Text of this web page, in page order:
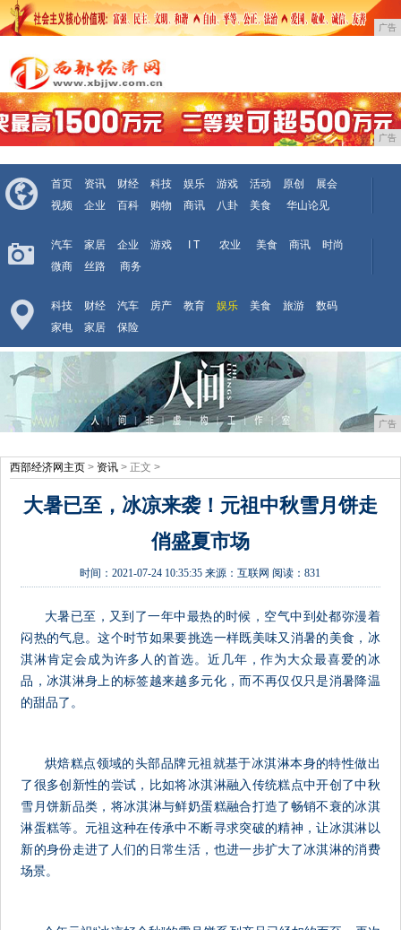
广告
广告
首页 资讯 财经 科技 娱乐 游戏 活动 原创
展会
视频
企业 百科 购物 商讯 八卦 美食 华山论见
汽车 家居 企业 游戏 I T 农业 美食 商讯
时尚
微商
丝路 商务
科技 财经 汽车 房产 教育 娱乐 美食 旅游
数码
家电
家居 保险
广告
西部经济网主页 > 资讯 > 正文 >
大暑已至，冰凉来袭！元祖中秋雪月饼走
俏盛夏市场
时间：2021-07-24 10:35:35 来源：互联网 阅读：831
大暑已至，又到了一年中最热的时候，空气中到处都弥漫着
闷热的气息。这个时节如果要挑选一样既美味又消暑的美食，冰
淇淋肯定会成为许多人的首选。近几年，作为大众最喜爱的冰
品，冰淇淋身上的标签越来越多元化，而不再仅仅只是消暑降温
的甜品了。
烘焙糕点领域的头部品牌元祖就基于冰淇淋本身的特性做出
了很多创新性的尝试，比如将冰淇淋融入传统糕点中开创了中秋
雪月饼新品类，将冰淇淋与鲜奶蛋糕融合打造了畅销不衰的冰淇
淋蛋糕等。元祖这种在传承中不断寻求突破的精神，让冰淇淋以
新的身份走进了人们的日常生活，也进一步扩大了冰淇淋的消费
场景。